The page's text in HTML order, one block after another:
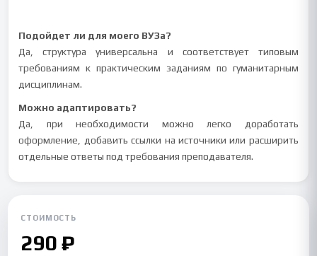
Подойдет ли для моего ВУЗа?
Да, структура универсальна и соответствует типовым
требованиям к практическим заданиям по гуманитарным
дисциплинам.
Можно адаптировать?
Да, при необходимости можно легко доработать
оформление, добавить ссылки на источники или расширить
отдельные ответы под требования преподавателя.
СТОИМОСТЬ
290 ₽